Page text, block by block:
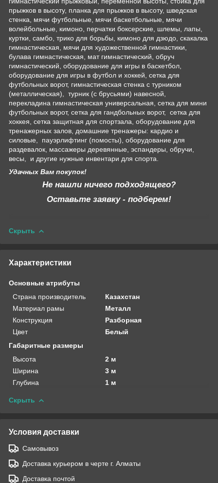
прыжков в высоту, планка для прыжков в высоту, шведская
стенка, мячи футбольные, мячи баскетбольные, мячи
волейбольные, кимоно, перчатки боксерские, шлемы, лапы,
куртки, самбо, трико для борьбы, кимоно для дзюдо, скакалка
гимнастическая, мячи для художественной гимнастики,
булава гимнастическая, мат гимнастический, обруч
гимнастический, оборудование для игры в баскетбол,
оборудование для игры в футбол и хоккей, сетка для
футбольных ворот, гимнастическая стенка с турником
(металлическая), турник (с брусьями) навесной,
перекладина гимнастическая универсальная, сетка для мини
футбольных ворот, сетка для гандбольных ворот, сетка для
хоккея, сетка защитная для спортзала, оборудование для
тренажерных залов, домашние тренажеры: кардио и
силовые, пауэрлифтинг (помосты), оборудование для
раздевалок, массажеры деревянные, эспандеры, обручи,
весы, и другие нужные инвентари для спорта.
Удачных Вам покупок!
Не нашли ничего подходящего?
Оставьте заявку - подберем!
Скрыть
Характеристики
Основные атрибуты
Страна производитель
Казахстан
Материал рамы
Металл
Конструкция
Разборная
Цвет
Белый
Габаритные размеры
Высота
2 м
Ширина
3 м
Глубина
1 м
Скрыть
Условия доставки
Самовывоз
Доставка курьером в черте г. Алматы
Доставка почтой